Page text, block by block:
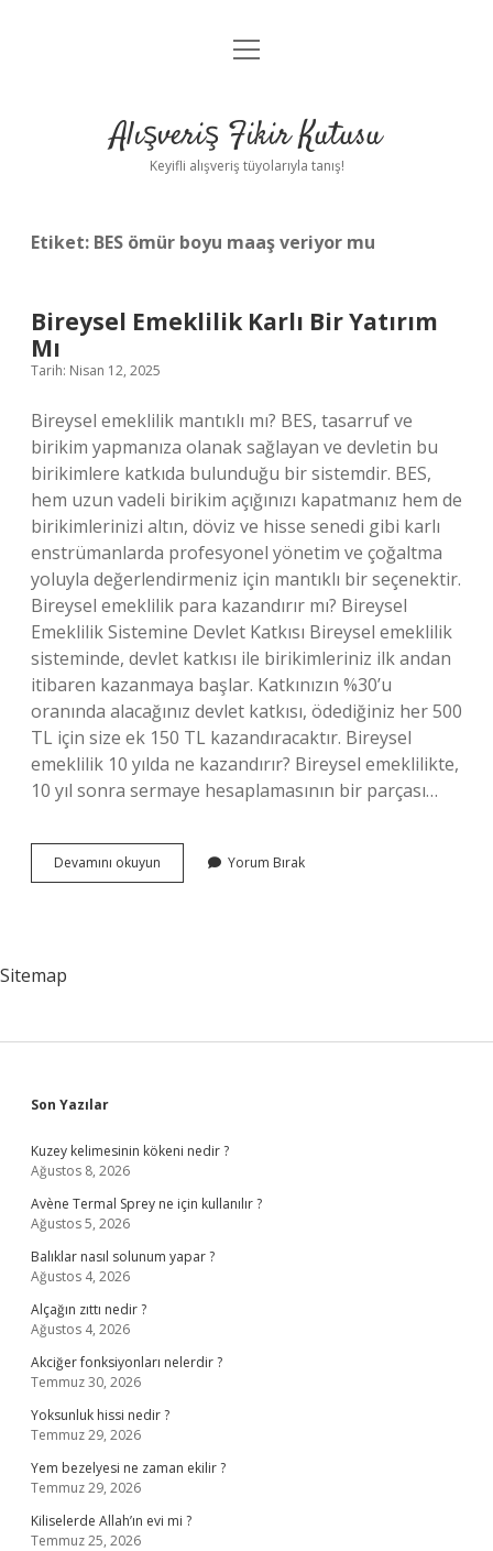
Anasayfa
Yasal Uyarı
menüyü
Alışveriş Fikir Kutusu
Keyifli alışveriş tüyolarıyla tanış!
Etiket: BES ömür boyu maaş veriyor mu
Bireysel Emeklilik Karlı Bir Yatırım
Mı
Tarih: Nisan 12, 2025
Bireysel emeklilik mantıklı mı? BES, tasarruf ve
birikim yapmanıza olanak sağlayan ve devletin bu
birikimlere katkıda bulunduğu bir sistemdir. BES,
hem uzun vadeli birikim açığınızı kapatmanız hem de
birikimlerinizi altın, döviz ve hisse senedi gibi karlı
enstrümanlarda profesyonel yönetim ve çoğaltma
yoluyla değerlendirmeniz için mantıklı bir seçenektir.
Bireysel emeklilik para kazandırır mı? Bireysel
Emeklilik Sistemine Devlet Katkısı Bireysel emeklilik
sisteminde, devlet katkısı ile birikimleriniz ilk andan
itibaren kazanmaya başlar. Katkınızın %30’u
oranında alacağınız devlet katkısı, ödediğiniz her 500
TL için size ek 150 TL kazandıracaktır. Bireysel
emeklilik 10 yılda ne kazandırır? Bireysel emeklilikte,
10 yıl sonra sermaye hesaplamasının bir parçası…
Devamını okuyun Bireysel
Emeklilik
Yorum Bırak
Sitemap
Sidebar
Son Yazılar
Kuzey kelimesinin kökeni nedir ?
Ağustos 8, 2026
Avène Termal Sprey ne için kullanılır ?
Ağustos 5, 2026
Balıklar nasıl solunum yapar ?
Ağustos 4, 2026
Alçağın zıttı nedir ?
Ağustos 4, 2026
Akciğer fonksiyonları nelerdir ?
Temmuz 30, 2026
Yoksunluk hissi nedir ?
Temmuz 29, 2026
Yem bezelyesi ne zaman ekilir ?
Temmuz 29, 2026
Kiliselerde Allah’ın evi mi ?
Temmuz 25, 2026